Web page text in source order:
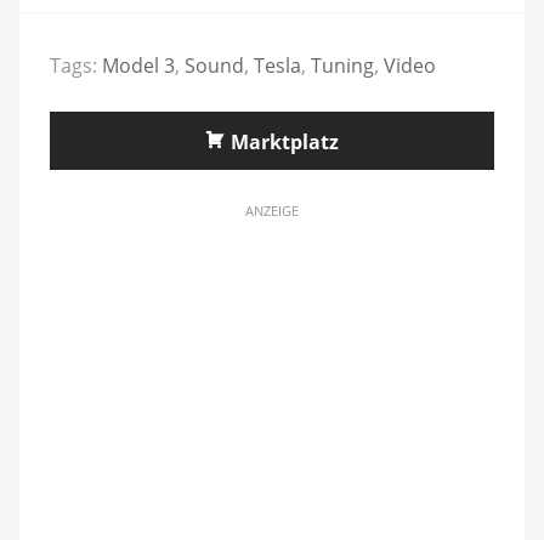
Tags: Model 3, Sound, Tesla, Tuning, Video
Marktplatz
ANZEIGE